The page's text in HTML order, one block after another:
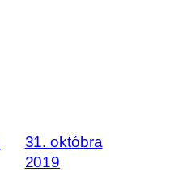
31. októbra
2019